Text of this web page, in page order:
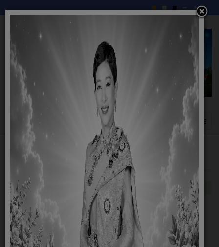
อำนาจหน้าที่
อำนาจหน้าที่ของเทศบาลตำบล
เทศบาลตำบลมีอำนาจหน้าที่ตามพระราช
บัญญัติเทศบาล พ.ศ. 2496 แก้ไขเพิ่มเติมถึง (ฉบับที่
14) พ.ศ.2562 ได้กำหนดอำนาจหน้าที่ของเทศบาล
ตำบลไว้เป็น 2 ส่วน ประกอบด้วย